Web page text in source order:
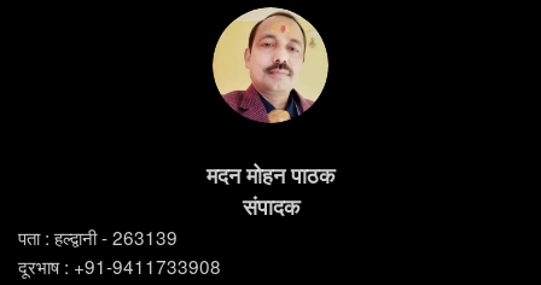
मदन मोहन पाठक
संपादक
पता : हल्द्वानी - 263139
दूरभाष : +91-9411733908